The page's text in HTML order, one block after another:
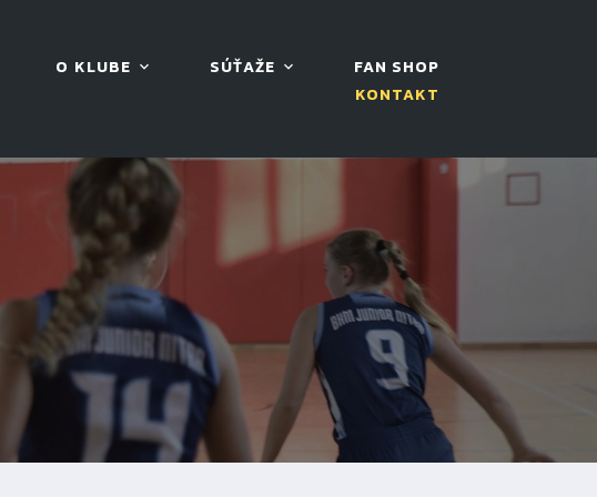
O KLUBE SÚŤAŽE
FAN SHOP
KONTAKT